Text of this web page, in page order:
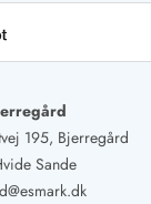
195, Bjerregård
Sande